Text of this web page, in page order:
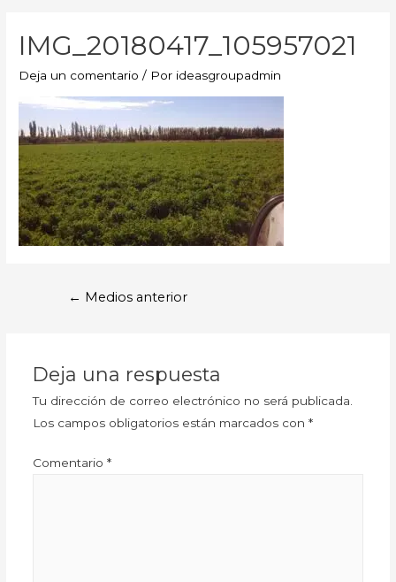
IMG_20180417_105957021
Deja un comentario / Por ideasgroupadmin
← Medios anterior
Deja una respuesta
Tu dirección de correo electrónico no será publicada.
Los campos obligatorios están marcados con *
Comentario *